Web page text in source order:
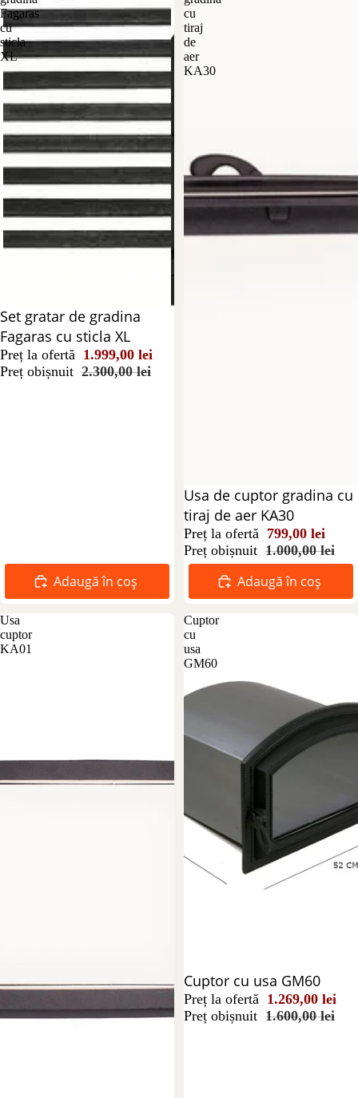
Fagaras
cu
sticla
XL
Reducere 13%
Set gratar de gradina
Fagaras cu sticla XL
Preț la ofertă 1.999,00 lei
Preț obișnuit 2.300,00 lei
Adaugă în coș
cu
tiraj
de
aer
KA30
Reducere 20%
Usa de cuptor gradina cu
tiraj de aer KA30
Preț la ofertă 799,00 lei
Preț obișnuit 1.000,00 lei
Adaugă în coș
Usa
cuptor
KA01
Cuptor
cu
usa
GM60
Reducere 21%
Cuptor cu usa GM60
Preț la ofertă 1.269,00 lei
Preț obișnuit 1.600,00 lei